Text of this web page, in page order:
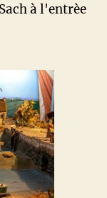
à l'entrèe